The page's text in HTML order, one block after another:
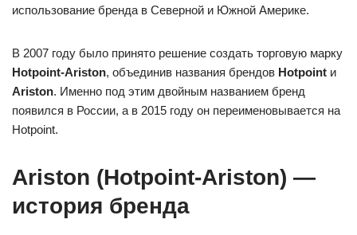
использование бренда в Северной и Южной Америке.
В 2007 году было принято решение создать торговую марку
Hotpoint-Ariston, объединив названия брендов Hotpoint и
Ariston. Именно под этим двойным названием бренд
появился в России, а в 2015 году он переименовывается на
Hotpoint.
Ariston (Hotpoint-Ariston) —
история бренда